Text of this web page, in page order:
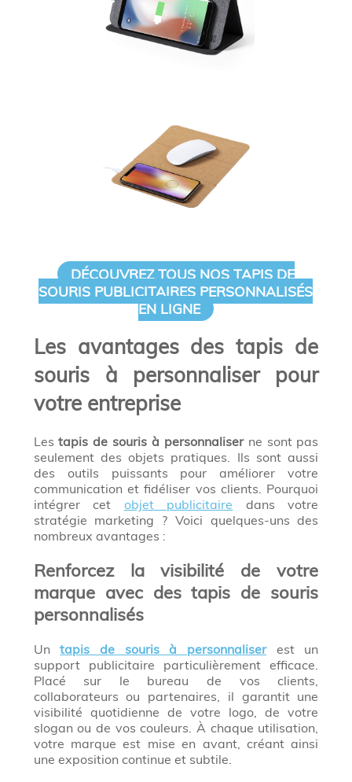
DÉCOUVREZ TOUS NOS TAPIS DE
SOURIS PUBLICITAIRES PERSONNALISÉS
EN LIGNE
Les avantages des tapis de
souris à personnaliser pour
votre entreprise
Lestapis de souris à personnaliserne sont pas
seulement des objets pratiques. Ils sont aussi
des outils puissants pour améliorer votre
communication et fidéliser vos clients. Pourquoi
intégrer cet objet publicitaire dans votre
stratégie marketing ? Voici quelques-uns des
nombreux avantages :
Renforcez la visibilité de votre
marque avec des tapis de souris
personnalisés
Untapis de souris à personnaliserest un
support publicitaire particulièrement efficace.
Placé sur le bureau de vos clients,
collaborateurs ou partenaires, il garantit une
visibilité quotidienne de votre logo, de votre
slogan ou de vos couleurs. À chaque utilisation,
votre marque est mise en avant, créant ainsi
une exposition continue et subtile.